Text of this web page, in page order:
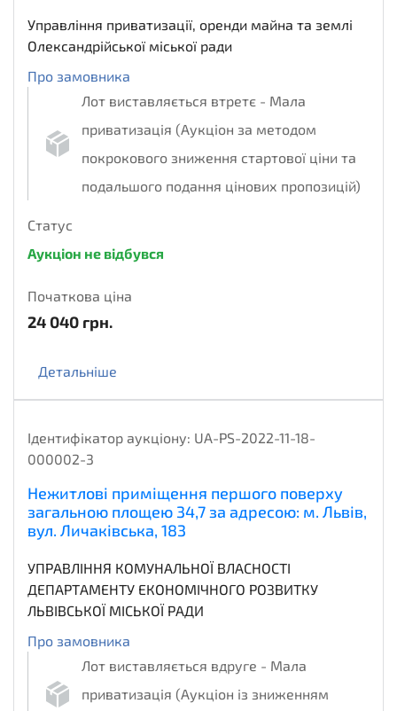
Управління приватизації, оренди майна та землі
Олександрійської міської ради
Про замовника
Лот виставляється втретє - Мала
приватизація (Аукціон за методом
покрокового зниження стартової ціни та
подальшого подання цінових пропозицій)
Статус
Аукціон не відбувся
Початкова ціна
24 040 грн.
Детальніше
Ідентифікатор аукціону: UA-PS-2022-11-18-
000002-3
Нежитлові приміщення першого поверху
загальною площею 34,7 за адресою: м. Львів,
вул. Личаківська, 183
УПРАВЛІННЯ КОМУНАЛЬНОЇ ВЛАСНОСТІ
ДЕПАРТАМЕНТУ ЕКОНОМІЧНОГО РОЗВИТКУ
ЛЬВІВСЬКОЇ МІСЬКОЇ РАДИ
Про замовника
Лот виставляється вдруге - Мала
приватизація (Аукціон із зниженням